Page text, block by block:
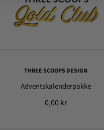
THREE SCOOPS DESIGN
Adventskalenderpakke
0,00 kr